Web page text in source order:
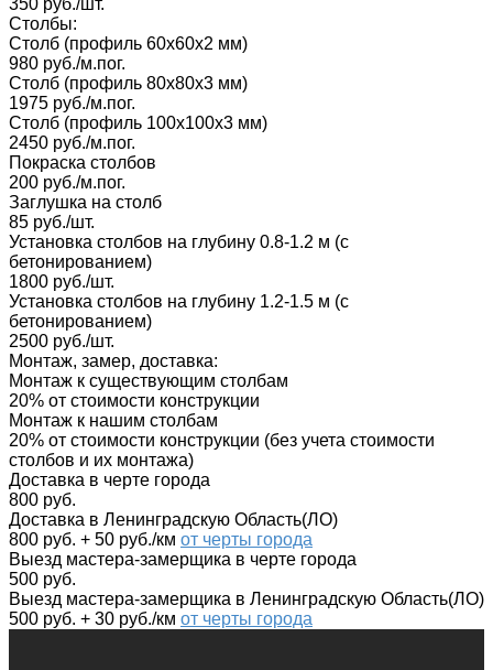
Столбы:
Столб (профиль 60х60х2 мм)
980 руб./м.пог.
Столб (профиль 80х80х3 мм)
1975 руб./м.пог.
Столб (профиль 100х100х3 мм)
2450 руб./м.пог.
Покраска столбов
200 руб./м.пог.
Заглушка на столб
85 руб./шт.
Установка столбов на глубину 0.8-1.2 м (с
бетонированием)
1800 руб./шт.
Установка столбов на глубину 1.2-1.5 м (с
бетонированием)
2500 руб./шт.
Монтаж, замер, доставка:
Монтаж к существующим столбам
20% от стоимости конструкции
Монтаж к нашим столбам
20% от стоимости конструкции (без учета стоимости
столбов и их монтажа)
Доставка в черте города
800 руб.
Доставка в Ленинградскую Область(ЛО)
800 руб. + 50 руб./км от черты города
Выезд мастера-замерщика в черте города
500 руб.
Выезд мастера-замерщика в Ленинградскую Область(ЛО)
500 руб. + 30 руб./км от черты города